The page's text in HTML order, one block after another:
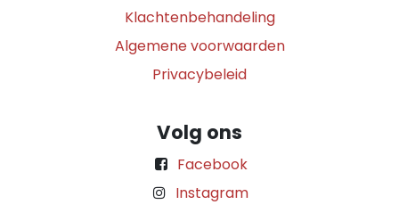
Klachtenbehandeling
Algemene voorwaarden
Privacybeleid
Volg ons
Facebook
Instagram